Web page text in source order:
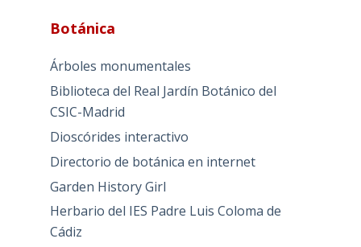
Botánica
Árboles monumentales
Biblioteca del Real Jardín Botánico del
CSIC-Madrid
Dioscórides interactivo
Directorio de botánica en internet
Garden History Girl
Herbario del IES Padre Luis Coloma de
Cádiz